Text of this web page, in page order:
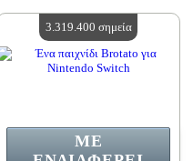
Διαθέσιμη ποσότητα:4
ΜΕ
3.319.400 σημεία